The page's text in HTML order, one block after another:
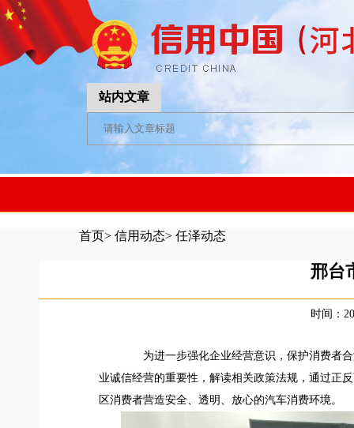
站内文章
首页> 信用动态> 任泽动态
邢台
时间：
为进一步强化企业经营意识，保护消费者合
业诚信经营的重要性，解读相关政策法规，通过正
区消费者营造安全、透明、放心的汽车消费环境。